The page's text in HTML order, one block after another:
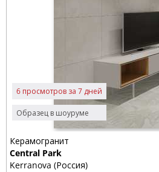
Образец в шоуруме
6 просмотров за 7 дней
Керамогранит
Central Park
Kerranova (Россия)